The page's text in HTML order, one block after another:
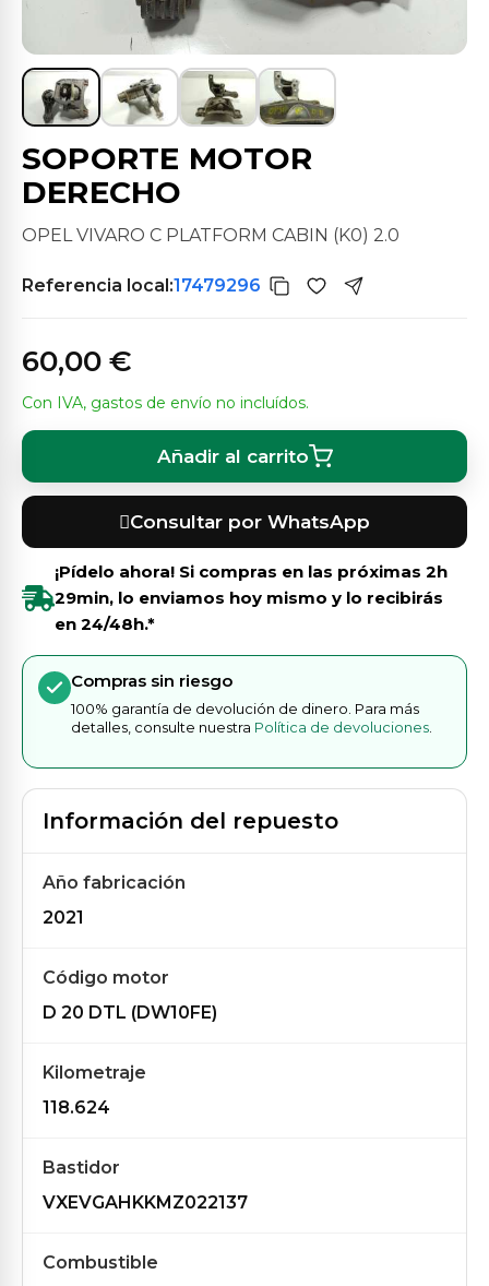
SOPORTE MOTOR
DERECHO
OPEL VIVARO C PLATFORM CABIN (K0) 2.0
Referencia local:17479296
60,00 €
Con IVA, gastos de envío no incluídos.
Añadir al carrito
Consultar por WhatsApp
¡Pídelo ahora! Si compras en las próximas 2h
29min, lo enviamos hoy mismo y lo recibirás
en 24/48h.*
Compras sin riesgo
100% garantía de devolución de dinero. Para más
detalles, consulte nuestra Política de devoluciones
Información del repuesto
Año fabricación
2021
Código motor
D 20 DTL (DW10FE)
Kilometraje
118.624
Bastidor
VXEVGAHKKMZ022137
Combustible